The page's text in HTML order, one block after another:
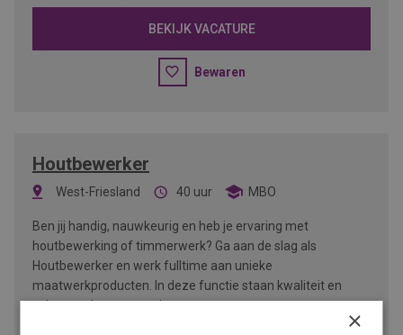
BEKIJK VACATURE
Bewaren
Houtbewerker
West-Friesland 40 uur MBO
Ben jij handig, nauwkeurig en heb je ervaring met
houtbewerking of timmerwerk? Ga aan de slag als
Houtbewerker en werk fulltime aan unieke
maatwerkproducten. In deze functie staan kwaliteit en
vakmanschap centraal.
×